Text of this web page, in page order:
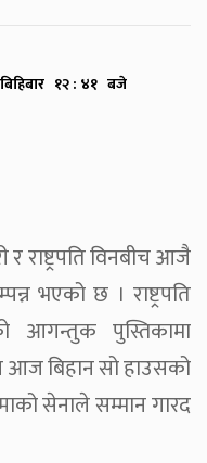
१२ : ४१ बजे
र राष्ट्रपति विनबीच आजै
भएको छ । राष्ट्रपति
आगन्तुक पुस्तिकामा
आज बिहान सो हाउसको
सेनाले सम्मान गारद